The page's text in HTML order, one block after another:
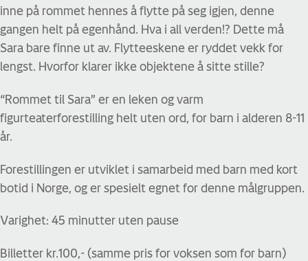
inne på rommet hennes å flytte på seg igjen, denne
gangen helt på egenhånd. Hva i all verden!? Dette må
Sara bare finne ut av. Flytteeskene er ryddet vekk for
lengst. Hvorfor klarer ikke objektene å sitte stille?
“Rommet til Sara” er en leken og varm
figurteaterforestilling helt uten ord, for barn i alderen 8-11
år.
Forestillingen er utviklet i samarbeid med barn med kort
botid i Norge, og er spesielt egnet for denne målgruppen.
Varighet: 45 minutter uten pause
Billetter kr.100,- (samme pris for voksen som for barn)